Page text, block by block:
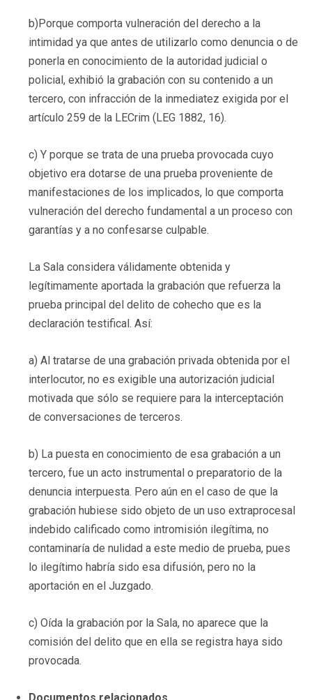
b)Porque comporta vulneración del derecho a la
intimidad ya que antes de utilizarlo como denuncia o de
ponerla en conocimiento de la autoridad judicial o
policial, exhibió la grabación con su contenido a un
tercero, con infracción de la inmediatez exigida por el
artículo 259 de la LECrim (LEG 1882, 16).
c) Y porque se trata de una prueba provocada cuyo
objetivo era dotarse de una prueba proveniente de
manifestaciones de los implicados, lo que comporta
vulneración del derecho fundamental a un proceso con
garantías y a no confesarse culpable.
La Sala considera válidamente obtenida y
legítimamente aportada la grabación que refuerza la
prueba principal del delito de cohecho que es la
declaración testifical. Así:
a) Al tratarse de una grabación privada obtenida por el
interlocutor, no es exigible una autorización judicial
motivada que sólo se requiere para la interceptación
de conversaciones de terceros.
b) La puesta en conocimiento de esa grabación a un
tercero, fue un acto instrumental o preparatorio de la
denuncia interpuesta. Pero aún en el caso de que la
grabación hubiese sido objeto de un uso extraprocesal
indebido calificado como intromisión ilegítima, no
contaminaría de nulidad a este medio de prueba, pues
lo ilegítimo habría sido esa difusión, pero no la
aportación en el Juzgado.
c) Oída la grabación por la Sala, no aparece que la
comisión del delito que en ella se registra haya sido
provocada.